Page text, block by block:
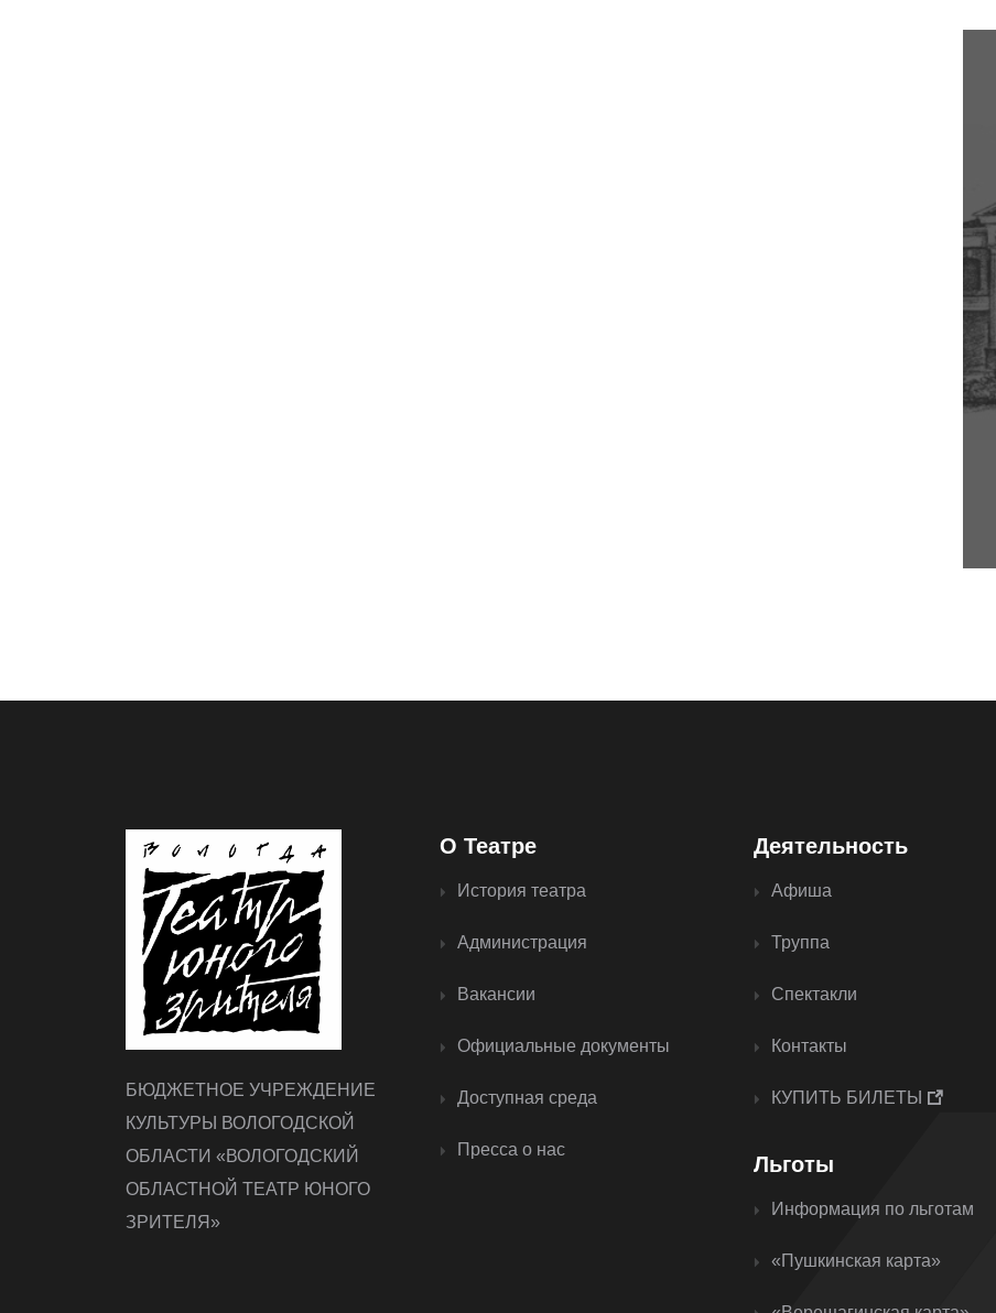
БЮДЖЕТНОЕ УЧРЕЖДЕНИЕ
КУЛЬТУРЫ ВОЛОГОДСКОЙ
ОБЛАСТИ «ВОЛОГОДСКИЙ
ОБЛАСТНОЙ ТЕАТР ЮНОГО
ЗРИТЕЛЯ»
О Театре
История театра
Администрация
Вакансии
Официальные документы
Доступная среда
Пресса о нас
Деятельность
Афиша
Труппа
Спектакли
Контакты
КУПИТЬ БИЛЕТЫ
Льготы
Информация по льготам
«Пушкинская карта»